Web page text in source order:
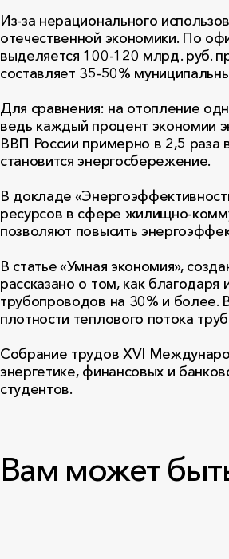
Из-за нерационального
отечественной экономики. По
выделяется 100-120 млрд. руб.
составляет 35-50%
Для сравнения: на отопление
ведь каждый процент экономии
ВВП России примерно в 2,5
становится энергосбережение.
В докладе
ресурсов в сфере жилищно-
позволяют повысить
В статье «Умная экономия»,
рассказано о том, как
трубопроводов на 30% и более.
плотности теплового потока
Собрание трудов XVI
энергетике, финансовых и
студентов.
Вам может